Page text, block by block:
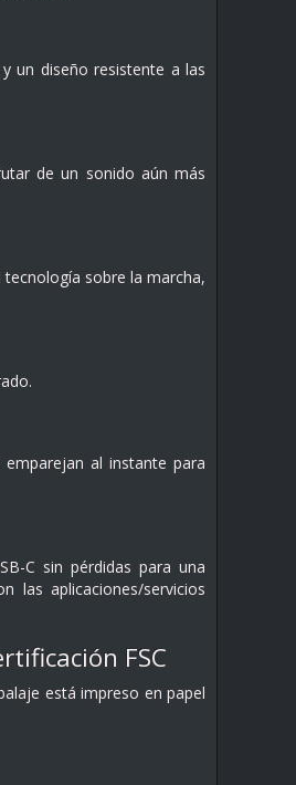
un diseño resistente a las
de un sonido aún más
sobre la marcha,
al instante para
C sin pérdidas para una
las aplicaciones/servicios
FSC
está impreso en papel